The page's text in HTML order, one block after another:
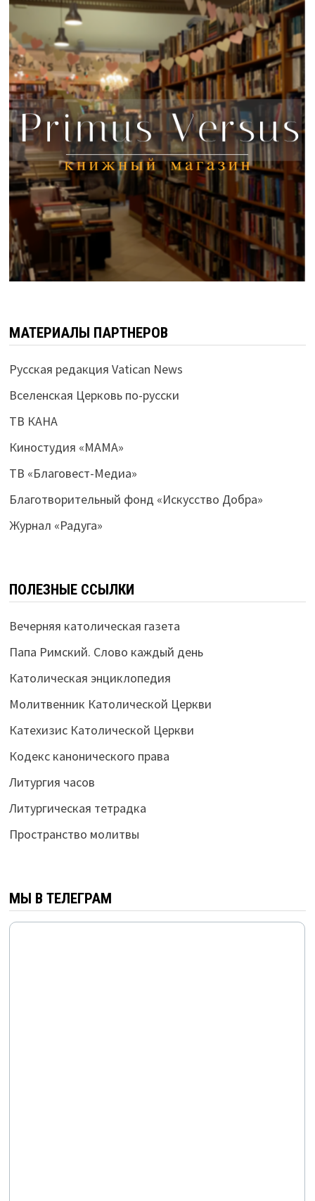
МАТЕРИАЛЫ ПАРТНЕРОВ
Русская редакция Vatican News
Вселенская Церковь по-русски
ТВ КАНА
Киностудия «МАМА»
ТВ «Благовест-Медиа»
Благотворительный фонд «Искусство Добра»
Журнал «Радуга»
ПОЛЕЗНЫЕ ССЫЛКИ
Вечерняя католическая газета
Папа Римский. Слово каждый день
Католическая энциклопедия
Молитвенник Католической Церкви
Катехизис Католической Церкви
Кодекс канонического права
Литургия часов
Литургическая тетрадка
Пространство молитвы
МЫ В ТЕЛЕГРАМ